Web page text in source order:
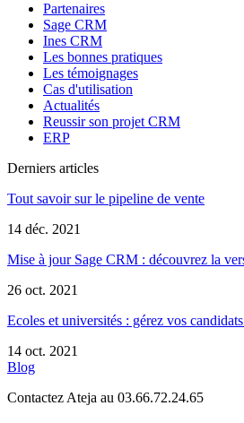
Partenaires
Sage CRM
Ines CRM
Les bonnes pratiques
Les témoignages
Cas d'utilisation
Actualités
Reussir son projet CRM
ERP
Derniers articles
Tout savoir sur le pipeline de vente
14 déc. 2021
Mise à jour Sage CRM : découvrez la
26 oct. 2021
Ecoles et universités : gérez vos
14 oct. 2021
Blog
Contactez Ateja au 03.66.72.24.65